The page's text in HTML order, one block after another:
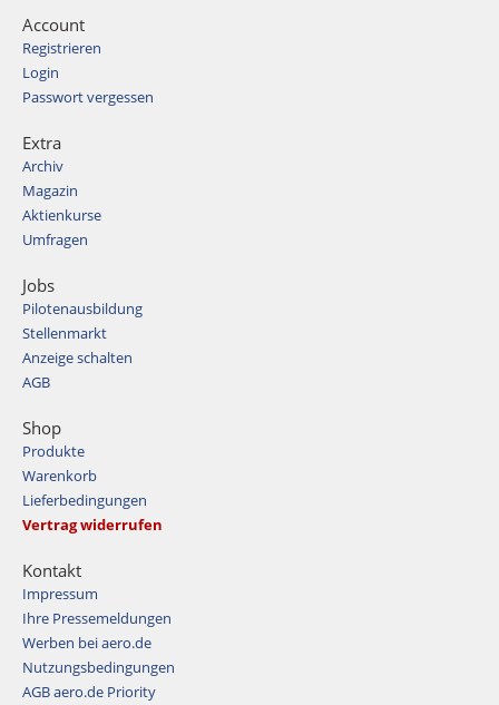
Account
Registrieren
Login
Passwort vergessen
Extra
Archiv
Magazin
Aktienkurse
Umfragen
Jobs
Pilotenausbildung
Stellenmarkt
Anzeige schalten
AGB
Shop
Produkte
Warenkorb
Lieferbedingungen
Vertrag widerrufen
Kontakt
Impressum
Ihre Pressemeldungen
Werben bei aero.de
Nutzungsbedingungen
AGB aero.de Priority